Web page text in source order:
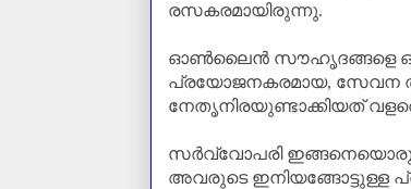
രസകരമായിരുന്നു.
ഓൺലൈൻ സൗഹൃദങ്ങളെ ഒരു
പ്രയോജനകരമായ, സേവന
നേതൃനിരയുണ്ടാക്കിയത്
സർവ്വോപരി ഇങ്ങനെയൊരു
അവരുടെ